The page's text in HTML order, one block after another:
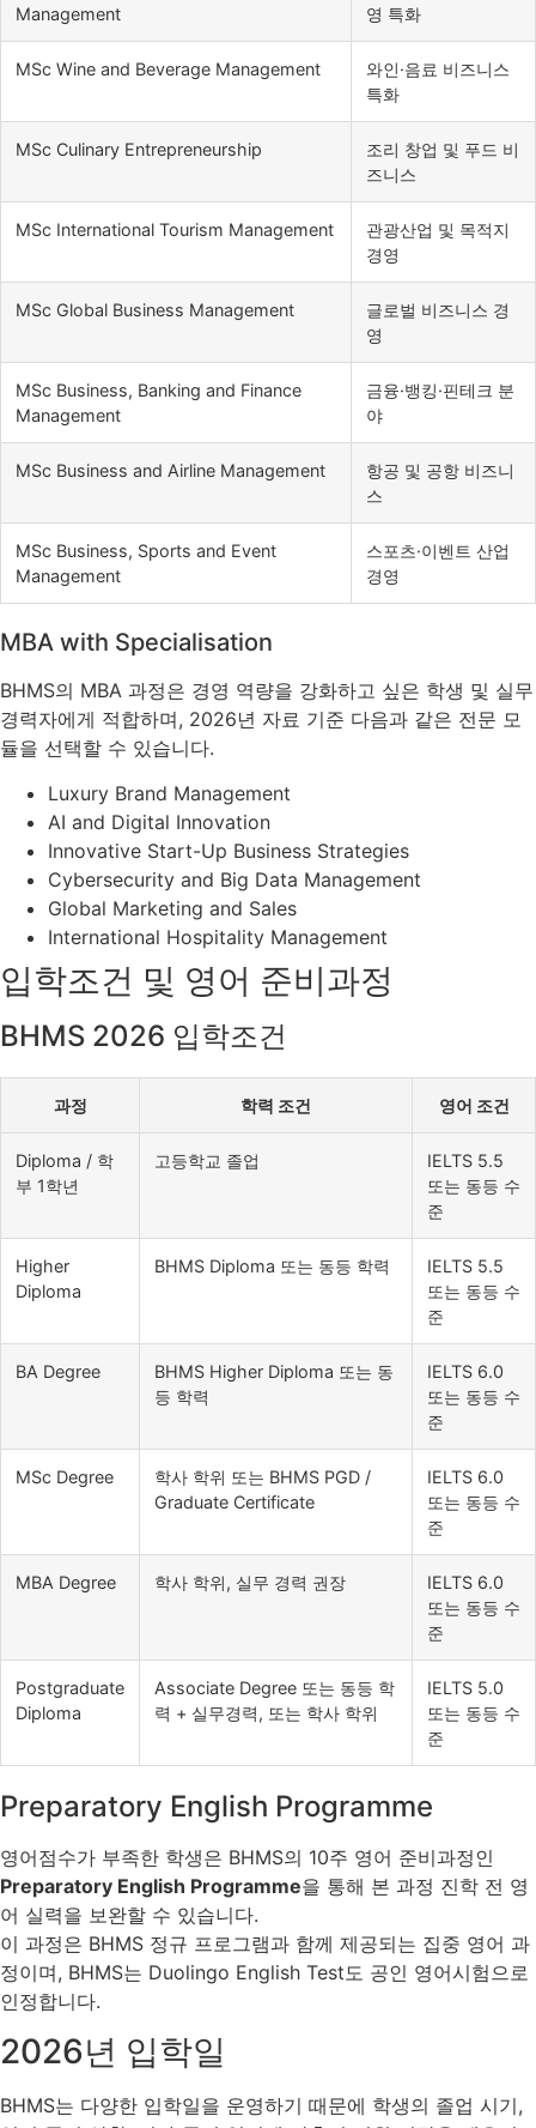
Management
영 특화
MSc Wine and Beverage Management
와인·음료 비즈니스
특화
MSc Culinary Entrepreneurship
조리 창업 및 푸드 비
즈니스
MSc International Tourism Management
관광산업 및 목적지
경영
MSc Global Business Management
글로벌 비즈니스 경
영
MSc Business, Banking and Finance
Management
금융·뱅킹·핀테크 분
야
MSc Business and Airline Management
항공 및 공항 비즈니
스
MSc Business, Sports and Event
Management
스포츠·이벤트 산업
경영
MBA with Specialisation
BHMS의 MBA 과정은 경영 역량을 강화하고 싶은 학생 및 실무
경력자에게 적합하며, 2026년 자료 기준 다음과 같은 전문 모
듈을 선택할 수 있습니다.
Luxury Brand Management
AI and Digital Innovation
Innovative Start-Up Business Strategies
Cybersecurity and Big Data Management
Global Marketing and Sales
International Hospitality Management
입학조건 및 영어 준비과정
BHMS 2026 입학조건
과정 학력 조건 영어 조건
Diploma / 학
부 1학년
고등학교 졸업
IELTS 5.5
또는 동등 수
준
Higher
Diploma
BHMS Diploma 또는 동등 학력
IELTS 5.5
또는 동등 수
준
BA Degree
BHMS Higher Diploma 또는 동
등 학력
IELTS 6.0
또는 동등 수
준
MSc Degree
학사 학위 또는 BHMS PGD /
Graduate Certificate
IELTS 6.0
또는 동등 수
준
MBA Degree 학사 학위, 실무 경력 권장
IELTS 6.0
또는 동등 수
준
Postgraduate
Diploma
Associate Degree 또는 동등 학
력 + 실무경력, 또는 학사 학위
IELTS 5.0
또는 동등 수
준
Preparatory English Programme
영어점수가 부족한 학생은 BHMS의 10주 영어 준비과정인
Preparatory English Programme을 통해 본 과정 진학 전 영
어 실력을 보완할 수 있습니다.
이 과정은 BHMS 정규 프로그램과 함께 제공되는 집중 영어 과
정이며, BHMS는 Duolingo English Test도 공인 영어시험으로
인정합니다.
2026년 입학일
BHMS는 다양한 입학일을 운영하기 때문에 학생의 졸업 시기,